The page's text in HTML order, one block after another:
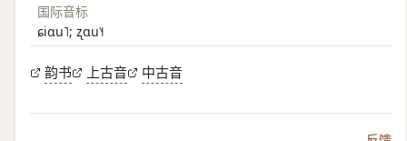
国际音标
ɕiɑu˥; ʐɑu˥˧
韵书 上古音 中古音